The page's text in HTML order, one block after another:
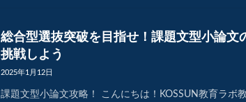
総合型選抜突破を目指せ！課題文型小論文
挑戦しよう
2025年1月12日
課題文型小論文攻略！ こんにちは！KOSSUN教育ラボ